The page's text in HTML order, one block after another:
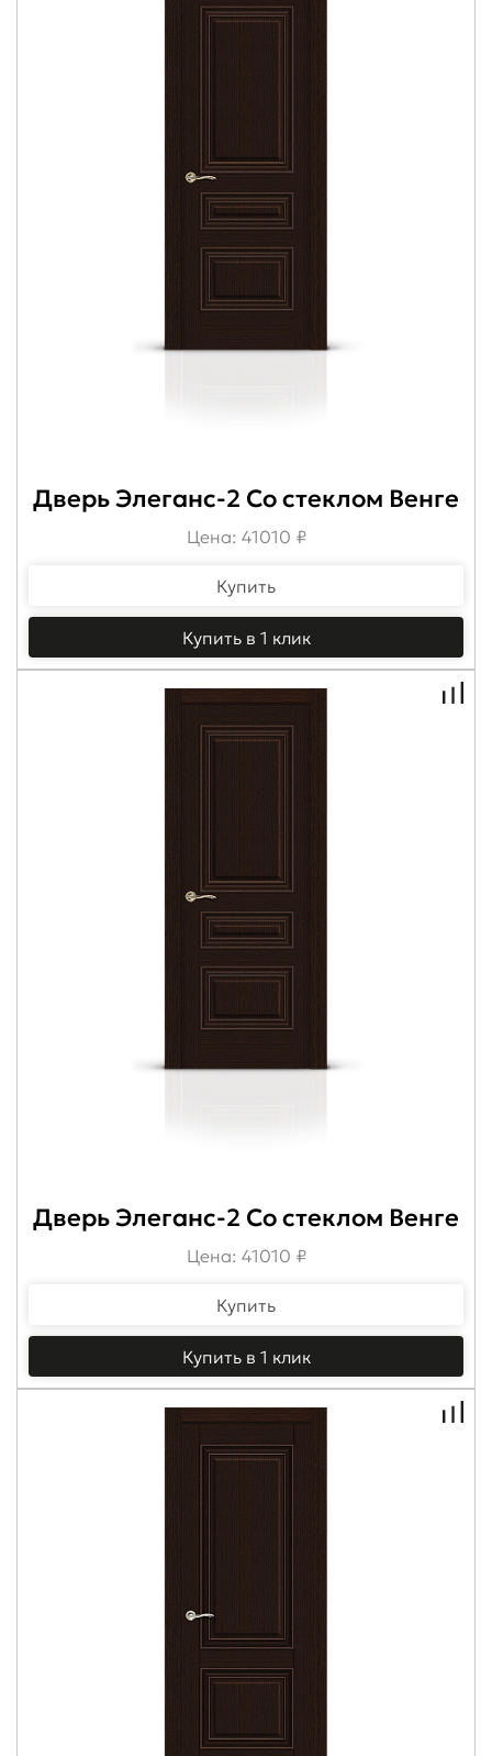
Дверь Элеганс-2 Со стеклом Венге
Цена: 41010 ₽
Купить
Купить в 1 клик
Дверь Элеганс-2 Со стеклом Венге
Цена: 41010 ₽
Купить
Купить в 1 клик